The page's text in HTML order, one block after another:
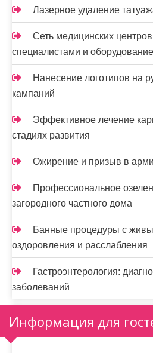
Лазерное удаление
Сеть медицинских
специалистами и
Нанесение логотипов на
кампаний
Эффективное лечение
стадиях развития
Ожирение и призыв в
Профессиональное
загородного частного дома
Банные процедуры с
оздоровления и расслабления
Гастроэнтерология:
заболеваний
Информация для